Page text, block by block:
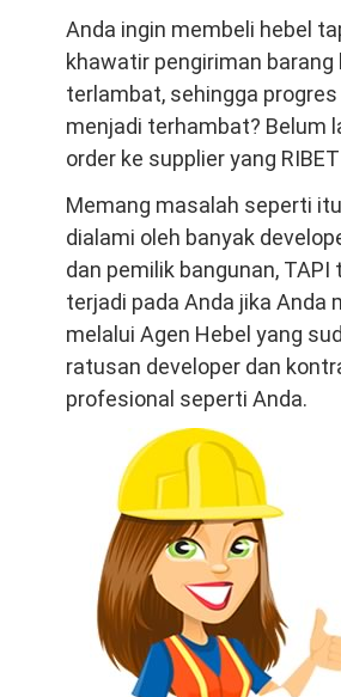
Anda ingin membeli hebel
khawatir pengiriman barang
terlambat, sehingga
menjadi terhambat? Belum
order ke supplier yang
Memang masalah seperti
dialami oleh banyak
dan pemilik bangunan, TAPI
terjadi pada Anda jika Anda
melalui Agen Hebel yang
ratusan developer dan
profesional seperti Anda.